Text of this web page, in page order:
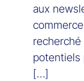
aux
recherché
[…]